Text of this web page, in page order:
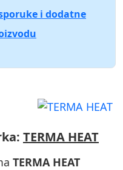
i dodatne
TERMA HEAT
TERMA HEAT